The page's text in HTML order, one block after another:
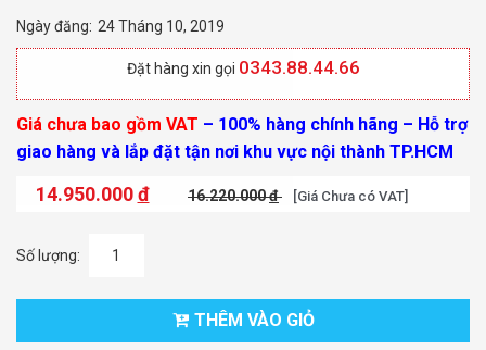
Ngày đăng: 24 Tháng 10, 2019
Đặt hàng xin gọi 0343.88.44.66
Giá chưa bao gồm VAT – 100% hàng chính hãng – Hỗ trợ
giao hàng và lắp đặt tận nơi khu vực nội thành TP.HCM
14.950.000đ 16.220.000đ [Giá Chưa có VAT]
Số lượng:
THÊM VÀO GIỎ